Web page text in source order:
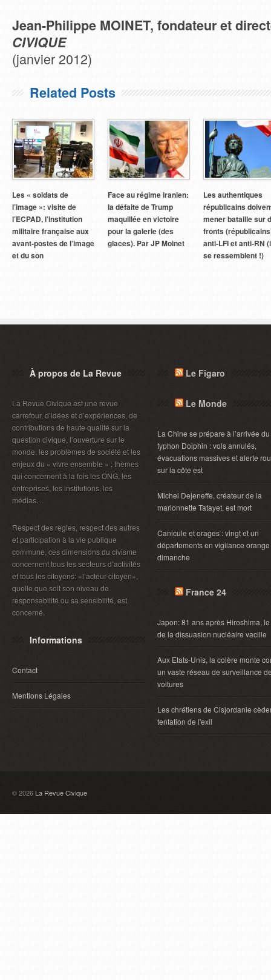
Jean-Philippe MOINET, fondateur et
CIVIQUE
(janvier 2012)
Related Posts
Les « soldats de
l’image »: visite de
l’ECPAD, l’institution
militaire française aux
avant-postes de l’image
et du son
Face au régime iranien:
la défaite de Trump
maquillée en victoire
pour la galerie (des
glaces). Par JP Moinet
Les authentiques
républicains
mener bataille sur
fronts
anti-LFI et anti-RN
se ressemblent !)
À propos de La Revue
La Revue Civique est une revue
carrefour, d’idées et d’expériences, de
contributions de haute qualité sur la
question civique, l’ouverture sur le
monde, les problèmes de société et les
enjeux du « vivre ensemble » ; thèmes
qui concernent à la fois les ONG, les
entreprises, les institutions, les
médias....
Respect des règles, respect des autres
et participation à la vie publique
commune, ces dimensions du civisme
concernent tous les secteurs d’activités
et tous les citoyens: «l’acteur-citoyen»,
quelle que soit son niveau de
responsabilité ou sa sensibilité, est
concerné.
Informations
Contact
Mentions Légales
Le Figaro
Le Monde
La Chine se prépare à l’arrivée du
typhon Dolphin : vols annulés,
évacuations massives et alerte
sur la côte est
Michel Dejeneffe, créateur de la
marionnette Tatayet, est mort
Canicule et orages : vingt et un
départements en vigilance orange
dimanche
France 24
Japon: 81 ans après Hiroshima,
de la dissuasion nucléaire vacille
Aux Etats-Unis, la colère monte
un vaste réseau de surveillance
voitures
Les chrétiens de Cisjordanie
tentation de l'exil
© 2026 La Revue Civique